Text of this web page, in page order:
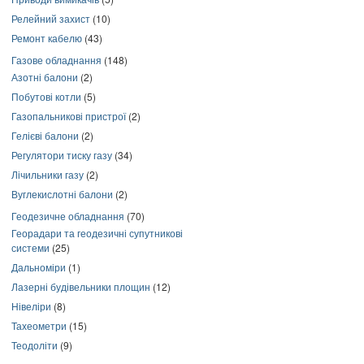
Релейний захист (10)
Ремонт кабелю (43)
Газове обладнання (148)
Азотні балони (2)
Побутові котли (5)
Газопальникові пристрої(2)
Гелієві балони (2)
Регулятори тиску газу (34)
Лічильники газу (2)
Вуглекислотні балони (2)
Геодезичне обладнання (70)
Георадари та геодезичні супутникові
системи (25)
Дальноміри (1)
Лазерні будівельники площин (12)
Нівеліри (8)
Тахеометри (15)
Теодоліти (9)